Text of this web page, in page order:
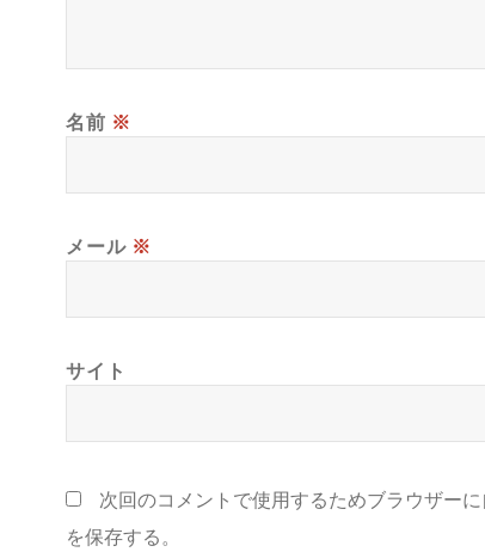
名前 ※
メール ※
サイト
次回のコメントで使用するためブラウザー
を保存する。